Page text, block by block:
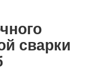
сварки